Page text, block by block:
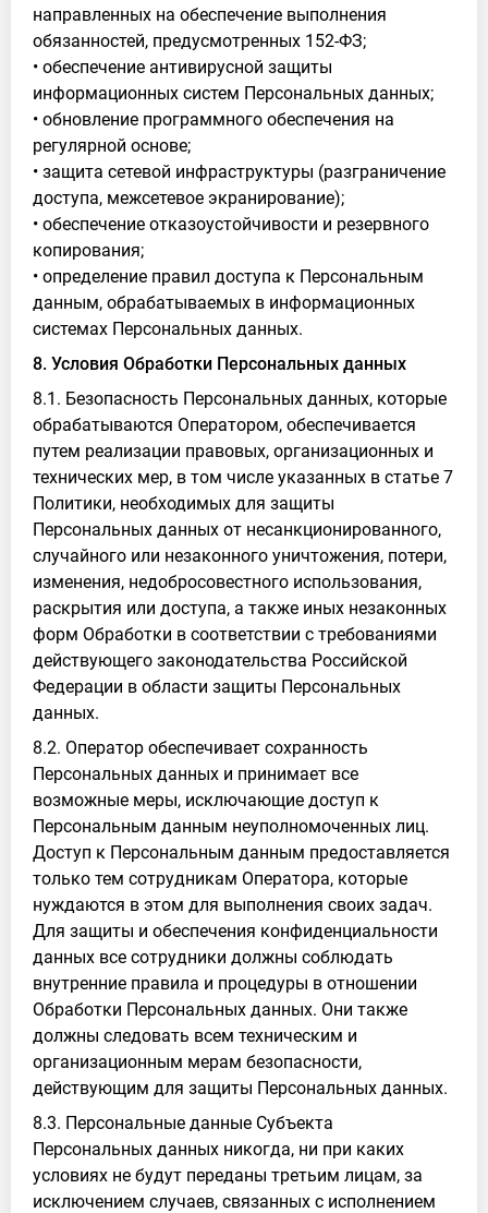
направленных на обеспечение выполнения
обязанностей, предусмотренных 152-ФЗ;
• обеспечение антивирусной защиты
информационных систем Персональных данных;
• обновление программного обеспечения на
регулярной основе;
• защита сетевой инфраструктуры (разграничение
доступа, межсетевое экранирование);
• обеспечение отказоустойчивости и резервного
копирования;
• определение правил доступа к Персональным
данным, обрабатываемых в информационных
системах Персональных данных.
8. Условия Обработки Персональных данных
8.1. Безопасность Персональных данных, которые
обрабатываются Оператором, обеспечивается
путем реализации правовых, организационных и
технических мер, в том числе указанных в статье 7
Политики, необходимых для защиты
Персональных данных от несанкционированного,
случайного или незаконного уничтожения, потери,
изменения, недобросовестного использования,
раскрытия или доступа, а также иных незаконных
форм Обработки в соответствии с требованиями
действующего законодательства Российской
Федерации в области защиты Персональных
данных.
8.2. Оператор обеспечивает сохранность
Персональных данных и принимает все
возможные меры, исключающие доступ к
Персональным данным неуполномоченных лиц.
Доступ к Персональным данным предоставляется
только тем сотрудникам Оператора, которые
нуждаются в этом для выполнения своих задач.
Для защиты и обеспечения конфиденциальности
данных все сотрудники должны соблюдать
внутренние правила и процедуры в отношении
Обработки Персональных данных. Они также
должны следовать всем техническим и
организационным мерам безопасности,
действующим для защиты Персональных данных.
8.3. Персональные данные Субъекта
Персональных данных никогда, ни при каких
условиях не будут переданы третьим лицам, за
исключением случаев, связанных с исполнением